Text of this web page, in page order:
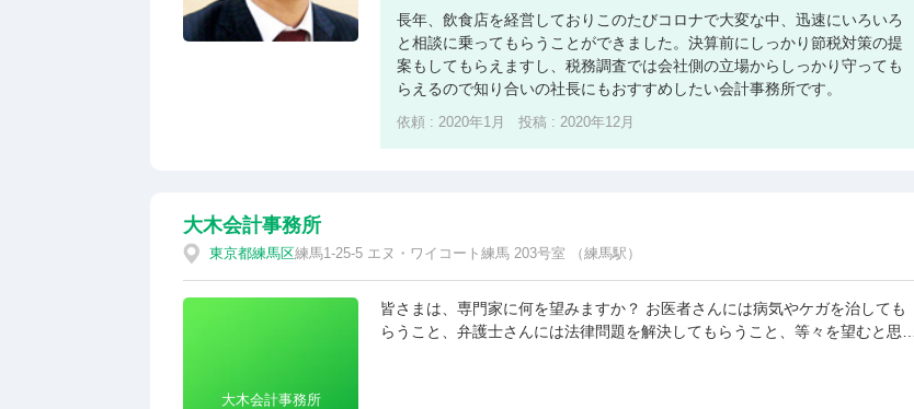
長年、飲食店を経営しておりこのたびコロナで大変な中、迅速にいろいろ
と相談に乗ってもらうことができました。決算前にしっかり節税対策の提
案もしてもらえますし、税務調査では会社側の立場からしっかり守っても
らえるので知り合いの社長にもおすすめしたい会計事務所です。
依頼 : 2020年1月 投稿 : 2020年12月
大木会計事務所
東京都練馬区練馬1-25-5 エヌ・ワイコート練馬 203号室 （練馬駅）
大木会計事務所
皆さまは、専門家に何を望みますか？ お医者さんには病気やケガを治しても
らうこと、弁護士さんには法律問題を解決してもらうこと、等々を望むと思い